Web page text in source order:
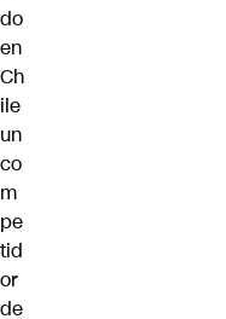
do
en
Ch
ile
un
co
m
pe
tid
or
de